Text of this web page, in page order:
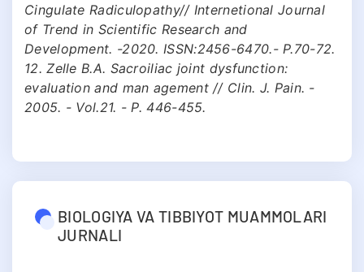
Cingulate Radiculopathy// Internetional Journal
of Trend in Scientific Research and
Development. -2020. ISSN:2456-6470.- P.70-72.
12. Zelle B.A. Sacroiliac joint dysfunction:
evaluation and man agement // Clin. J. Pain. -
2005. - Vol.21. - P. 446-455.
BIOLOGIYA VA TIBBIYOT MUAMMOLARI
JURNALI